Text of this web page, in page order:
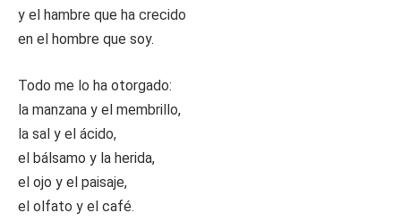
y el hambre que ha crecido
en el hombre que soy.
Todo me lo ha otorgado:
la manzana y el membrillo,
la sal y el ácido,
el bálsamo y la herida,
el ojo y el paisaje,
el olfato y el café.